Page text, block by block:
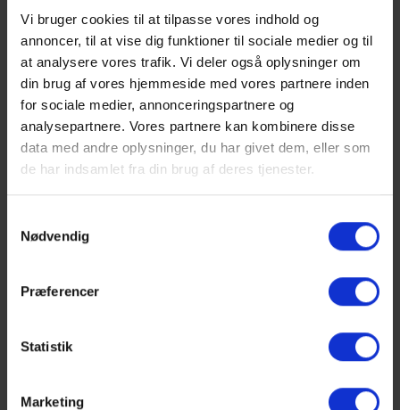
Vi bruger cookies til at tilpasse vores indhold og
annoncer, til at vise dig funktioner til sociale medier og til
at analysere vores trafik. Vi deler også oplysninger om
din brug af vores hjemmeside med vores partnere inden
for sociale medier, annonceringspartnere og
analysepartnere. Vores partnere kan kombinere disse
data med andre oplysninger, du har givet dem, eller som
de har indsamlet fra din brug af deres tjenester.
Nødvendig
Præferencer
Statistik
Marketing
Alternativt kan du kontakte skolens
databeskyttelsesrådgiver (DPO) Palle Grønbæk på
e-mail pg@frhavn-gym.dk eller på telefon 22 18 11
20 på hverdage mellem kl. 9 og kl. 10.
personlige oplysninger